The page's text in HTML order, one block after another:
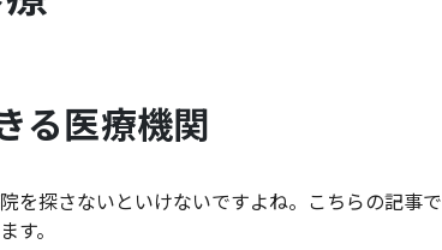
る医療機関
を探さないといけないですよね。こちらの記事で
す。